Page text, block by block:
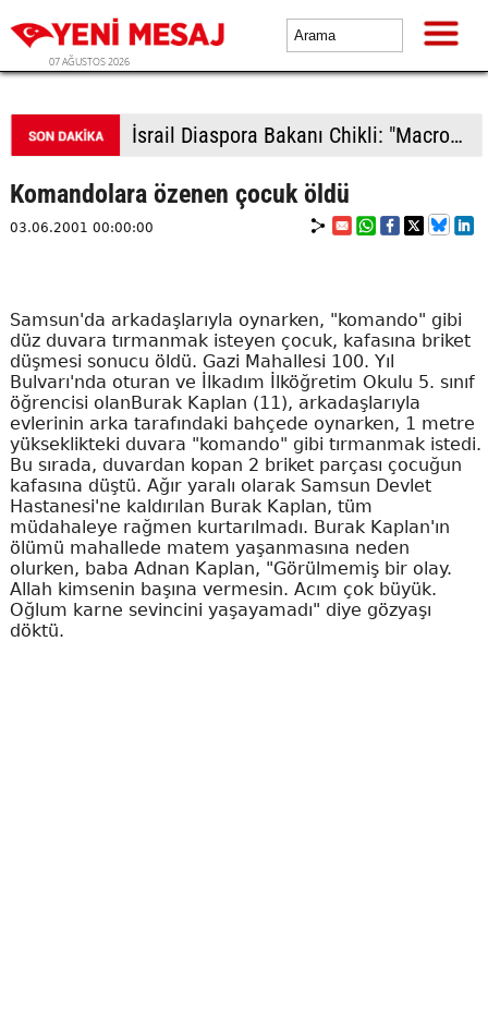
07 AĞUSTOS 2026
İsrail Diaspora Bakanı Chikli: "Macron bizi sırtımızdan bıçakladı"
Komandolara özenen çocuk öldü
03.06.2001 00:00:00
Samsun'da arkadaşlarıyla oynarken, "komando" gibi
düz duvara tırmanmak isteyen çocuk, kafasına briket
düşmesi sonucu öldü. Gazi Mahallesi 100. Yıl
Bulvarı'nda oturan ve İlkadım İlköğretim Okulu 5. sınıf
öğrencisi olanBurak Kaplan (11), arkadaşlarıyla
evlerinin arka tarafındaki bahçede oynarken, 1 metre
yükseklikteki duvara "komando" gibi tırmanmak istedi.
Bu sırada, duvardan kopan 2 briket parçası çocuğun
kafasına düştü. Ağır yaralı olarak Samsun Devlet
Hastanesi'ne kaldırılan Burak Kaplan, tüm
müdahaleye rağmen kurtarılmadı. Burak Kaplan'ın
ölümü mahallede matem yaşanmasına neden
olurken, baba Adnan Kaplan, "Görülmemiş bir olay.
Allah kimsenin başına vermesin. Acım çok büyük.
Oğlum karne sevincini yaşayamadı" diye gözyaşı
döktü.